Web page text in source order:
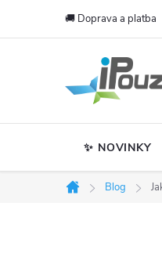
🚚 Doprava a platba
✨ NOVINKY
Domů
Blog